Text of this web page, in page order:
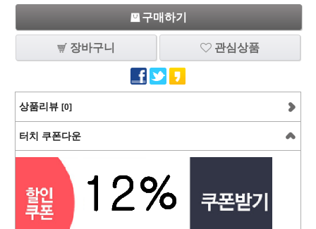
구매하기
장바구니 관심상품
상품리뷰 [0]
터치 쿠폰다운